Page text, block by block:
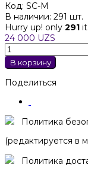
Код: SC-M
В наличии: 291 шт.
Hurry up! only 291
24 000 UZS
В корзину
Поделиться
Политика
(редактируется в
Политика